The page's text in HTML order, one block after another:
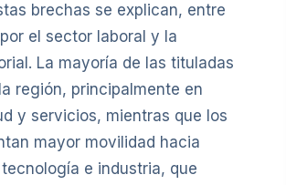
brechas se explican, entre
el sector laboral y la
La mayoría de las tituladas
región, principalmente en
y servicios, mientras que los
mayor movilidad hacia
e industria, que